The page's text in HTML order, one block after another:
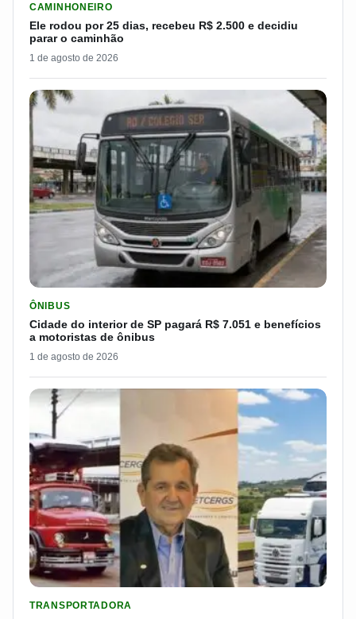
CAMINHONEIRO
Ele rodou por 25 dias, recebeu R$ 2.500 e decidiu
parar o caminhão
1 de agosto de 2026
ÔNIBUS
Cidade do interior de SP pagará R$ 7.051 e benefícios
a motoristas de ônibus
1 de agosto de 2026
TRANSPORTADORA